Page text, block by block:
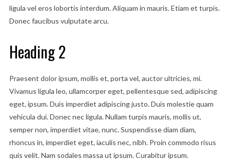
ligula vel eros lobortis interdum. Aliquam in mauris. Etiam et turpis.
Donec faucibus vulputate arcu.
Heading 2
Praesent dolor ipsum, mollis et, porta vel, auctor ultricies, mi.
Vivamus ligula leo, ullamcorper eget, pellentesque sed, adipiscing
eget, ipsum. Duis imperdiet adipiscing justo. Duis molestie quam
vehicula dui. Donec nec ligula. Nullam turpis mauris, mollis ut,
semper non, imperdiet vitae, nunc. Suspendisse diam diam,
rhoncus in, imperdiet eget, iaculis nec, nibh. Proin commodo risus
quis velit. Nam sodales massa ut ipsum. Curabitur ipsum.